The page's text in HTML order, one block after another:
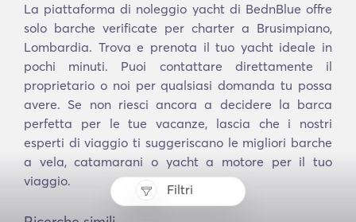
Filtri
La piattaforma di noleggio yacht di BednBlue offre
solo barche verificate per charter a Brusimpiano,
Lombardia. Trova e prenota il tuo yacht ideale in
pochi minuti. Puoi contattare direttamente il
proprietario o noi per qualsiasi domanda tu possa
avere. Se non riesci ancora a decidere la barca
perfetta per le tue vacanze, lascia che i nostri
esperti di viaggio ti suggeriscano le migliori barche
a vela, catamarani o yacht a motore per il tuo
viaggio.